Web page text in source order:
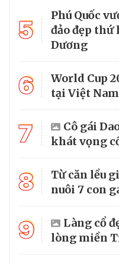
5
Phú Quốc
đảo đẹp thứ
Dương
6
World Cup
tại Việt
7
Cô gái
khát vọng
8
Từ căn lều
nuôi 7 con
9
Làng cổ
lòng miền